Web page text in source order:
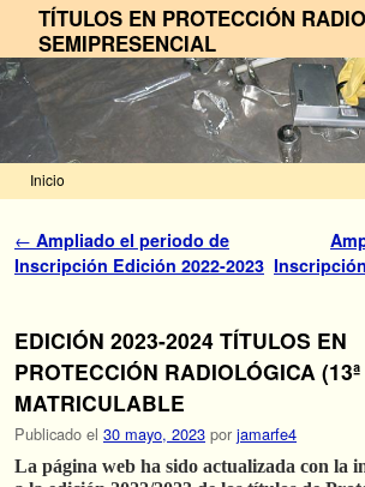
TÍTULOS EN PROTECCIÓN
SEMIPRESENCIAL
Inicio
Navegador de artículos
← Ampliado el periodo de
Inscripción Edición 2022-2023
EDICIÓN 2023-2024 TÍTULOS EN
PROTECCIÓN RADIOLÓGICA
MATRICULABLE
Publicado el 30 mayo, 2023 por jamarfe4
La página web ha sido actualizada con la